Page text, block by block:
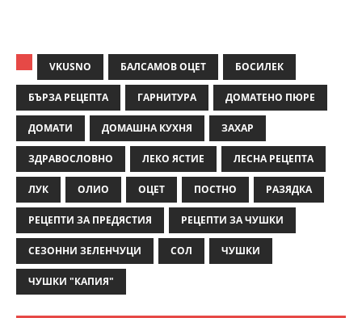
VKUSNO БАЛСАМОВ ОЦЕТ БОСИЛЕК
БЪРЗА РЕЦЕПТА ГАРНИТУРА ДОМАТЕНО ПЮРЕ
ДОМАТИ ДОМАШНА КУХНЯ ЗАХАР
ЗДРАВОСЛОВНО ЛЕКО ЯСТИЕ ЛЕСНА РЕЦЕПТА
ЛУК ОЛИО ОЦЕТ ПОСТНО РАЗЯДКА
РЕЦЕПТИ ЗА ПРЕДЯСТИЯ РЕЦЕПТИ ЗА ЧУШКИ
СЕЗОННИ ЗЕЛЕНЧУЦИ СОЛ ЧУШКИ
ЧУШКИ "КАПИЯ"